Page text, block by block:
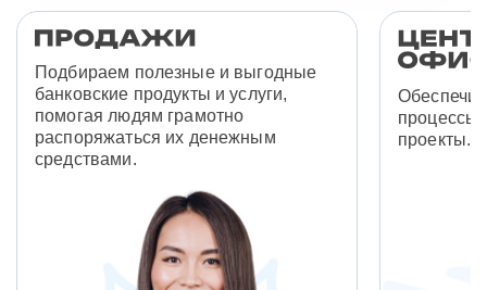
Подбираем полезные и выгодные
банковские продукты и услуги,
помогая людям грамотно
распоряжаться их денежным
средствами.
процессы
проекты.